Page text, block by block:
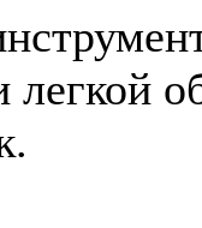
легкой